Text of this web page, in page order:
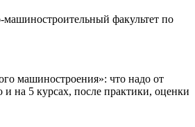
факультет по
машиностроения»: что надо от
на 5 курсах, после практики, оценки